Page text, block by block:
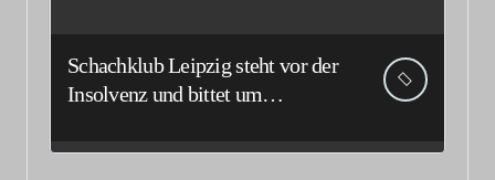
Schachklub Leipzig steht vor der
Insolvenz und bittet um